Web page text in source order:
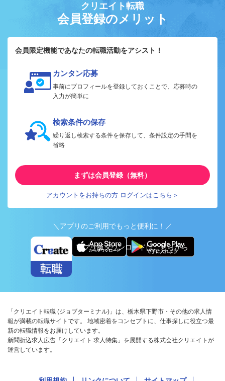
クリエイト転職
会員登録のメリット
会員限定機能であなたの転職活動をアシスト！
カンタン応募
事前にプロフィールを登録しておくことで、応募時の
入力が簡単に
検索条件の保存
繰り返し検索する条件を保存して、条件設定の手間を
省略
まずは会員登録（無料）
アカウントをお持ちの方 ログインはこちら＞
＼アプリのご利用でもっと便利に！／
アプリ版ダウンロードはこちらから
「クリエイト転職 (ジョブターミナル)」は、栃木県下野市・その他の求人情
報が満載の転職サイトです。 地域密着をコンセプトに、仕事探しに役立つ最
新の転職情報をお届けしています。
新聞折込求人広告「クリエイト 求人特集」を展開する株式会社クリエイトが
運営しています。